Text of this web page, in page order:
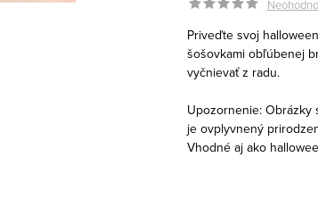
Priveďte svoj
šošovkami obľúbenej
vyčnievať z radu.
Upozornenie:
je ovplyvnený
Vhodné aj ako